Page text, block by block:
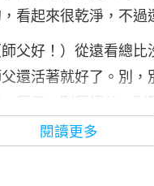
閱讀更多
看起來很乾淨，不過
父好！）從遠看總比
還活著就好了。別
拜天，別拜師父。別
說師父…你看到師父在